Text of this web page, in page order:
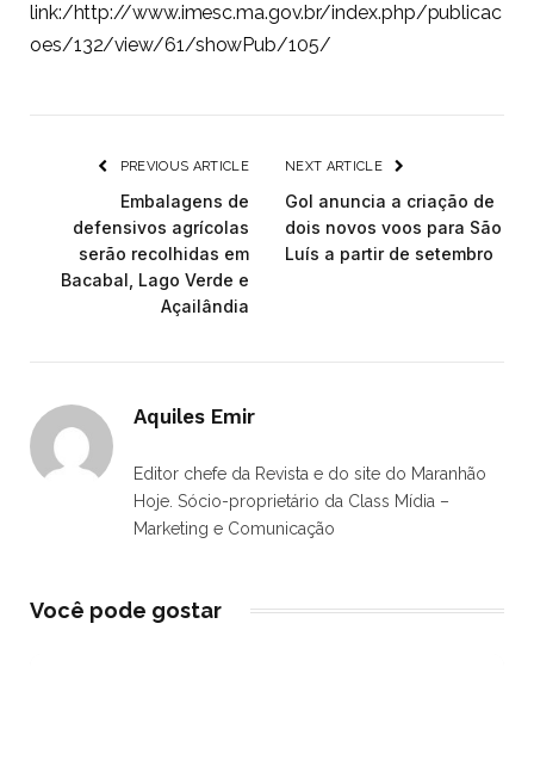
link:/http://www.imesc.ma.gov.br/index.php/publicac
oes/132/view/61/showPub/105/
PREVIOUS ARTICLE
Embalagens de
defensivos agrícolas
serão recolhidas em
Bacabal, Lago Verde e
Açailândia
NEXT ARTICLE
Gol anuncia a criação de
dois novos voos para São
Luís a partir de setembro
Aquiles Emir
Editor chefe da Revista e do site do Maranhão
Hoje. Sócio-proprietário da Class Mídia –
Marketing e Comunicação
Você pode gostar